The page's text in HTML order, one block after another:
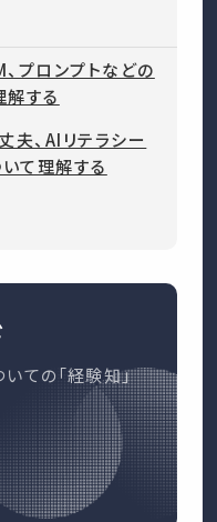
プロンプトなどの
解する
夫、AIリテラシー
て理解する
ての「経験知」